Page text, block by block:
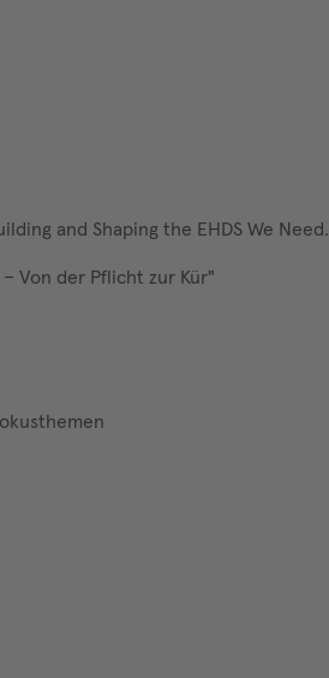
and Shaping the EHDS We Need.
Von der Pflicht zur Kür"